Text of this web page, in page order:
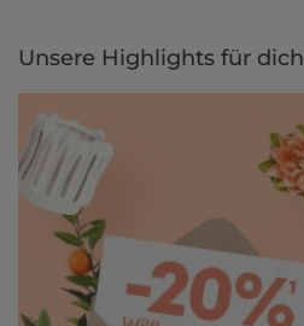
Unsere Highlights für dich